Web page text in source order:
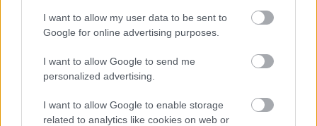
I want to allow my user data to be sent to
Google for online advertising purposes.
I want to allow Google to send me
personalized advertising.
I want to allow Google to enable storage
related to analytics like cookies on web or
24 ÓRA TOVÁBBI HÍREI
24 óra